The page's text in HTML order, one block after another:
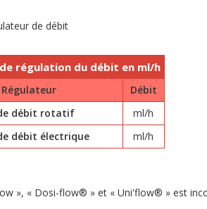
de débit
régulation du débit en ml/h
Régulateur
Débit
débit rotatif
ml/h
débit électrique
ml/h
», « Dosi-flow® » et « Uni'flow® » est